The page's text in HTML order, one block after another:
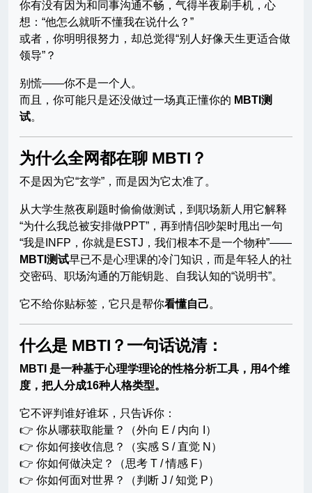
你有没有因为和同事沟通不畅，气得半夜刷手机，心
想：“他怎么就听不懂我在说什么？”
或者，你明明很努力，却总觉得“别人好像天生更适合做
领导”？
别慌——你不是一个人。
而且，你可能只是还没做过一场真正懂你的 MBTI测
试。
为什么全网都在聊 MBTI？
不是因为它“玄学”，而是因为它太准了。
从大学生熬夜刷题时偷偷做测试，到职场新人用它解释
“为什么我总被安排做PPT”，再到情侣吵架时甩出一句
“我是INFP，你就是ESTJ，我们根本不是一个物种”——
MBTI测试早已不是心理课的冷门知识，而是年轻人的社
交密码、职场沟通的万能钥匙、自我认知的“说明书”。
它不给你贴标签，它只是帮你看懂自己。
什么是 MBTI？一句话说清：
MBTI 是一种基于心理学理论的性格分析工具，用4个维
度，把人分成16种人格类型。
它不评判谁好谁坏，只告诉你：
👉 你从哪获取能量？（外向 E / 内向 I）
👉 你如何接收信息？（实感 S / 直觉 N）
👉 你如何做决定？（思考 T / 情感 F）
👉 你如何面对世界？（判断 J / 知觉 P）